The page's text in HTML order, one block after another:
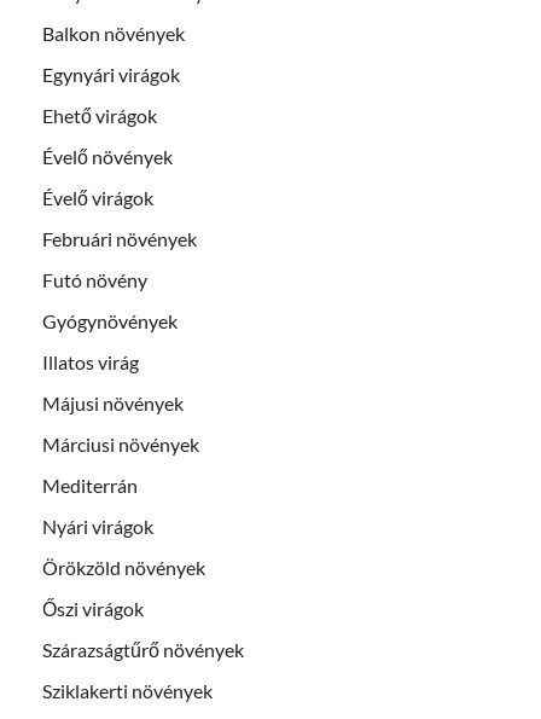
Balkon növények
Egynyári virágok
Ehető virágok
Évelő növények
Évelő virágok
Februári növények
Futó növény
Gyógynövények
Illatos virág
Májusi növények
Márciusi növények
Mediterrán
Nyári virágok
Örökzöld növények
Őszi virágok
Szárazságtűrő növények
Sziklakerti növények